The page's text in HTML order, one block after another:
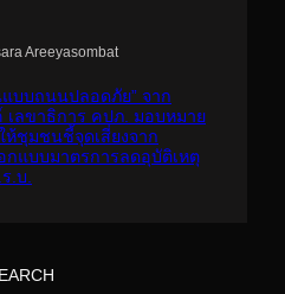
Areeyasombat
บบถนนปลอดภัย” จาก
ลขาธิการ คปภ. มอบหมาย
ห้ชุมชนชี้จุดเสี่ยงจาก
แบบมาตรการลดอุบัติเหตุ
.บ.